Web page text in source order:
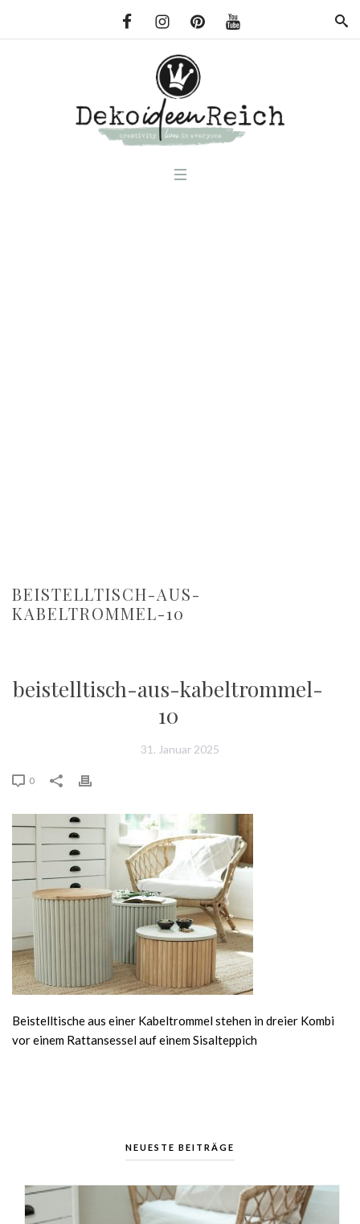
BEISTELLTISCH-AUS-
KABELTROMMEL-10
beistelltisch-aus-kabeltrommel-
10
31. Januar 2025
0
Beistelltische aus einer Kabeltrommel stehen in dreier Kombi
vor einem Rattansessel auf einem Sisalteppich
NEUESTE BEITRÄGE